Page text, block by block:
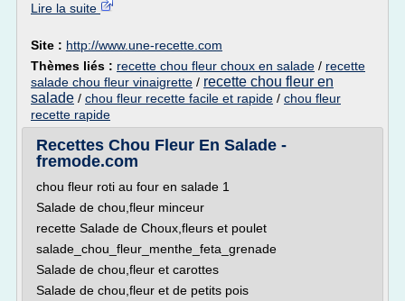
Lire la suite
Site : http://www.une-recette.com
Thèmes liés : recette chou fleur choux en salade / recette
salade chou fleur vinaigrette / recette chou fleur en
salade / chou fleur recette facile et rapide / chou fleur
recette rapide
Recettes Chou Fleur En Salade -
fremode.com
chou fleur roti au four en salade 1
Salade de chou,fleur minceur
recette Salade de Choux,fleurs et poulet
salade_chou_fleur_menthe_feta_grenade
Salade de chou,fleur et carottes
Salade de chou,fleur et de petits pois